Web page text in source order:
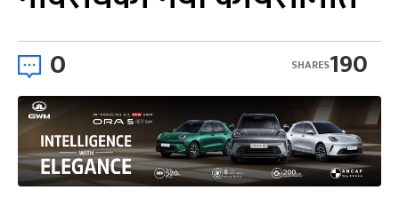
0 190
SHARES